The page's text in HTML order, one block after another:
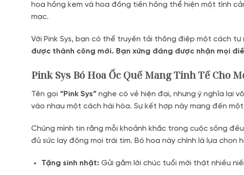
hoa hồng kem và hoa đồng tiền hồng thể hiện một tình
mạc.
Với Pink Sys, bạn có thể truyền tải thông điệp một cách tự
được thành công mới. Bạn xứng đáng được nhận mọi
Pink Sys Bó Hoa Ốc Quế Mang Tinh Tế Cho
Tên gọi “Pink Sys” nghe có vẻ hiện đại, nhưng ý nghĩa lại
vào nhau một cách hài hòa. Sự kết hợp này mang đến
Chúng mình tin rằng mỗi khoảnh khắc trong cuộc sống
đủ sức lay động mọi trái tim. Bó hoa này chính là lựa chọn
Tặng sinh nhật: Gửi gắm lời chúc tuổi mới thật nhiều